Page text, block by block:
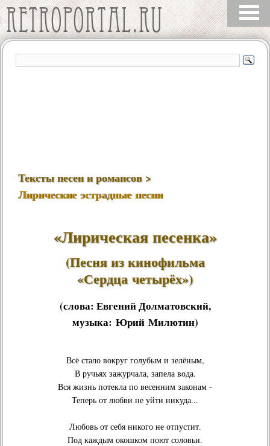
Тексты песен и романсов >
Лирические эстрадные песни
«Лирическая песенка»
(Песня из кинофильма
«Сердца четырёх»)
(слова: Евгений Долматовский,
музыка: Юрий Милютин)
Всё стало вокруг голубым и зелёным,
В ручьях зажурчала, запела вода.
Вся жизнь потекла по весенним законам -
Теперь от любви не уйти никуда...
Любовь от себя никого не отпустит.
Под каждым окошком поют соловьи.